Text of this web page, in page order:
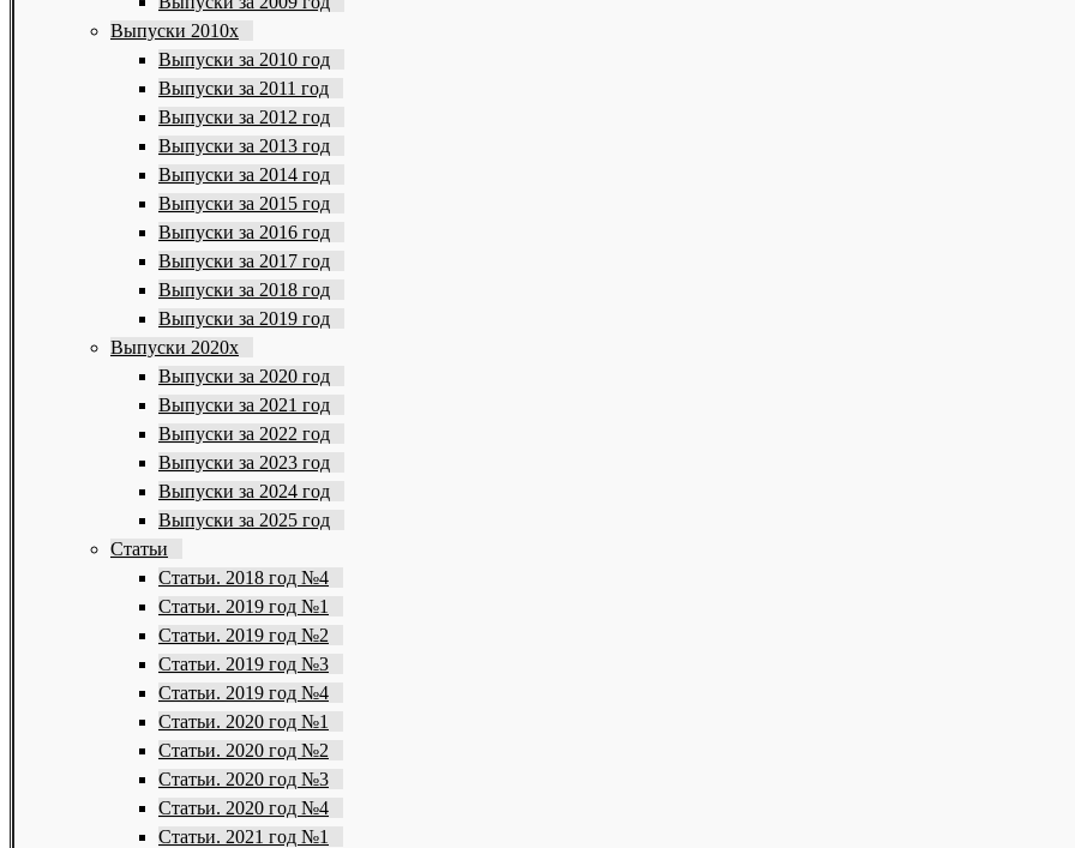
Выпуски 2010х
Выпуски за 2010 год
Выпуски за 2011 год
Выпуски за 2012 год
Выпуски за 2013 год
Выпуски за 2014 год
Выпуски за 2015 год
Выпуски за 2016 год
Выпуски за 2017 год
Выпуски за 2018 год
Выпуски за 2019 год
Выпуски 2020х
Выпуски за 2020 год
Выпуски за 2021 год
Выпуски за 2022 год
Выпуски за 2023 год
Выпуски за 2024 год
Выпуски за 2025 год
Статьи
Статьи. 2018 год №4
Статьи. 2019 год №1
Статьи. 2019 год №2
Статьи. 2019 год №3
Статьи. 2019 год №4
Статьи. 2020 год №1
Статьи. 2020 год №2
Статьи. 2020 год №3
Статьи. 2020 год №4
Статьи. 2021 год №1